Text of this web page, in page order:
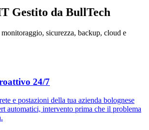
Gestito da BullTech
sicurezza, backup, cloud e
24/7
e postazioni della tua azienda bolognese
automatici, intervento prima che il problema